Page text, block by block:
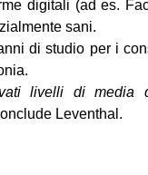
digitali (ad es.
sani.
di studio per i
livelli di media
Leventhal.